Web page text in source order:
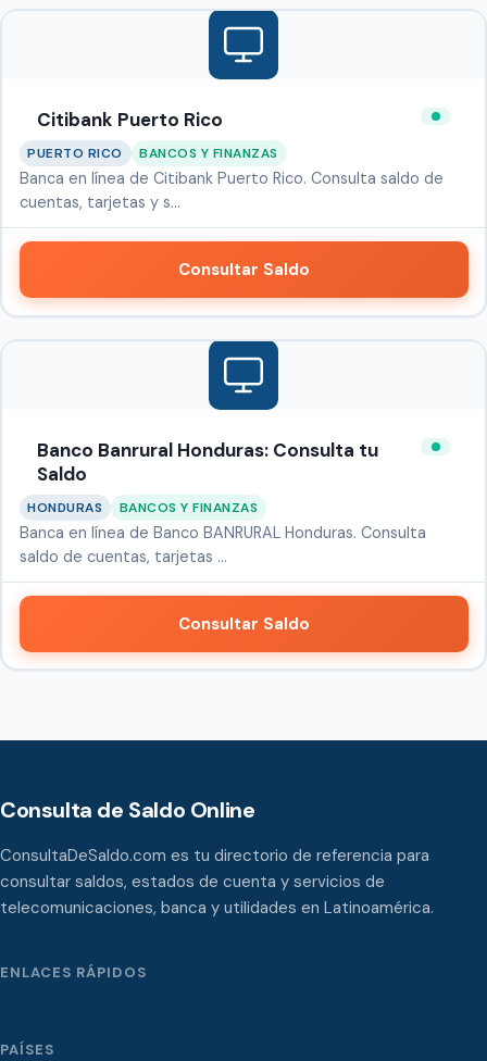
Citibank Puerto Rico
PUERTO RICO BANCOS Y FINANZAS
Banca en línea de Citibank Puerto Rico. Consulta saldo de
cuentas, tarjetas y s…
Consultar Saldo
Banco Banrural Honduras: Consulta tu
Saldo
HONDURAS BANCOS Y FINANZAS
Banca en línea de Banco BANRURAL Honduras. Consulta
saldo de cuentas, tarjetas …
Consultar Saldo
Consulta de Saldo Online
ConsultaDeSaldo.com es tu directorio de referencia para
consultar saldos, estados de cuenta y servicios de
telecomunicaciones, banca y utilidades en Latinoamérica.
ENLACES RÁPIDOS
PAÍSES